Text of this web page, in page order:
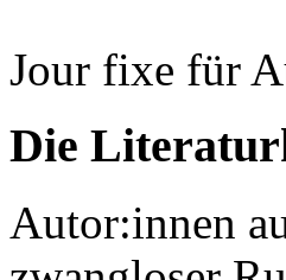
Jour fixe für
Die
Autor:innen